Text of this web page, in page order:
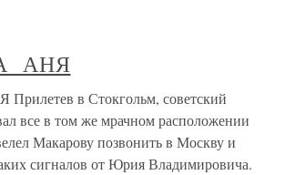
АНЯ
в Стокгольм, советский
все в том же мрачном расположении
Макарову позвонить в Москву и
сигналов от Юрия Владимировича.